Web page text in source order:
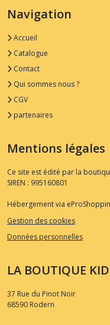
Navigation
Accueil
Catalogue
Contact
Qui sommes nous ?
CGV
partenaires
Mentions légales
Ce site est édité par la
SIREN : 995160801
Hébergement via
Gestion des cookies
Données personnelles
LA BOUTIQUE
37 Rue du Pinot Noir
68590 Rodern